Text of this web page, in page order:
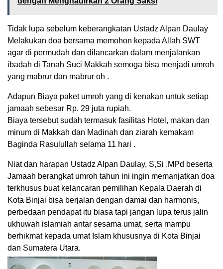
Tidak lupa sebelum keberangkatan Ustadz Alpan Daulay
Melakukan doa bersama memohon kepada Allah SWT
agar di permudah dan dilancarkan dalam menjalankan
ibadah di Tanah Suci Makkah semoga bisa menjadi umroh
yang mabrur dan mabrur oh .
Adapun Biaya paket umroh yang di kenakan untuk setiap
jamaah sebesar Rp. 29 juta rupiah.
Biaya tersebut sudah termasuk fasilitas Hotel, makan dan
minum di Makkah dan Madinah dan ziarah kemakam
Baginda Rasulullah selama 11 hari .
Niat dan harapan Ustadz Alpan Daulay, S,Si .MPd beserta
Jamaah berangkat umroh tahun ini ingin memanjatkan doa
terkhusus buat kelancaran pemilihan Kepala Daerah di
Kota Binjai bisa berjalan dengan damai dan harmonis,
perbedaan pendapat itu biasa tapi jangan lupa terus jalin
ukhuwah islamiah antar sesama umat, serta mampu
berhikmat kepada umat Islam khususnya di Kota Binjai
dan Sumatera Utara.